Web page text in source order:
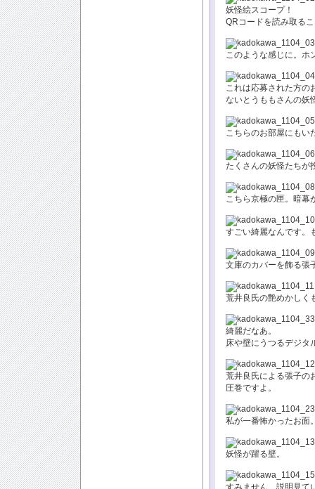
妖怪絵スコープ！
QRコードを読み取る
このような感じに。ホ
これは応募された方の
ないとうももさんの妖
こちらのお部屋にもい
たくさんの妖怪たちが
こちら京極の匣。暗幕
すごい綺麗なんです。
文庫のカバーを飾る張
荒井良氏の艶めかしく
綺麗だなあ。
床や壁にうつるデジタ
荒井良氏による張子の
圧巻ですよ。
私が一番怖かったお面
妖怪が躍る壁。